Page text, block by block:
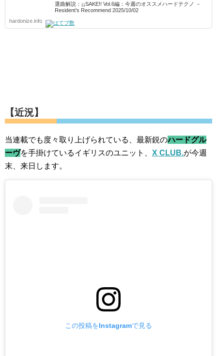
選曲解説：¡¡SAKE!! Vol.6編：今週のオススメハードテクノ －
Resident’s Recommend 2025/10/02
hardonize.info
【近況】
当連載でも度々取り上げられている、最新鋭のハードグル
ーヴを手掛けているイギリスのユニット、 X CLUB.が今週
末、来日します。
この投稿をInstagramで見る